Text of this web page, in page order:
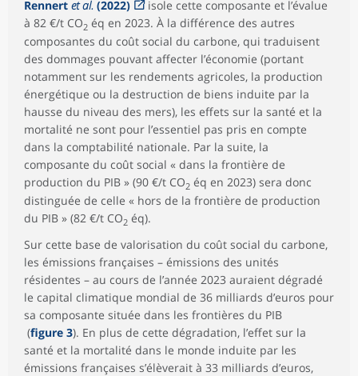
Rennert et al. (2022)
isole cette composante et l’évalue
à 82 €/t CO2 éq en 2023. À la différence des autres
composantes du coût social du carbone, qui traduisent
des dommages pouvant affecter l’économie (portant
notamment sur les rendements agricoles, la production
énergétique ou la destruction de biens induite par la
hausse du niveau des mers), les effets sur la santé et la
mortalité ne sont pour l’essentiel pas pris en compte
dans la comptabilité nationale. Par la suite, la
composante du coût social « dans la frontière de
production du PIB » (90 €/t CO2 éq en 2023) sera donc
distinguée de celle « hors de la frontière de production
du PIB » (82 €/t CO2 éq).
Sur cette base de valorisation du coût social du carbone,
les émissions françaises – émissions des unités
résidentes – au cours de l’année 2023 auraient dégradé
le capital climatique mondial de 36 milliards d’euros pour
sa composante située dans les frontières du PIB
(figure 3). En plus de cette dégradation, l’effet sur la
santé et la mortalité dans le monde induite par les
émissions françaises s’élèverait à 33 milliards d’euros,